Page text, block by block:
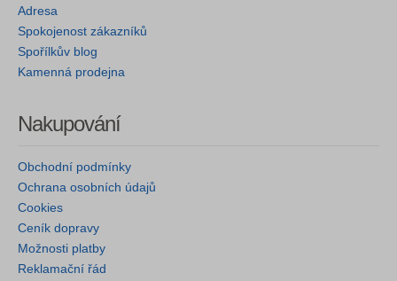
Adresa
Spokojenost zákazníků
Spořílkův blog
Kamenná prodejna
Nakupování
Obchodní podmínky
Ochrana osobních údajů
Cookies
Ceník dopravy
Možnosti platby
Reklamační řád